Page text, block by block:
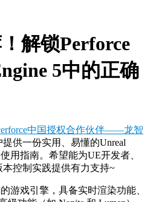
解锁Perforce
5中的正确
中国授权合作伙伴——龙智
供一份实用、易懂的Unreal
用指南。希望能为UE开发者、
控制实践提供有力支持~
游戏引擎，具备实时渲染功能、